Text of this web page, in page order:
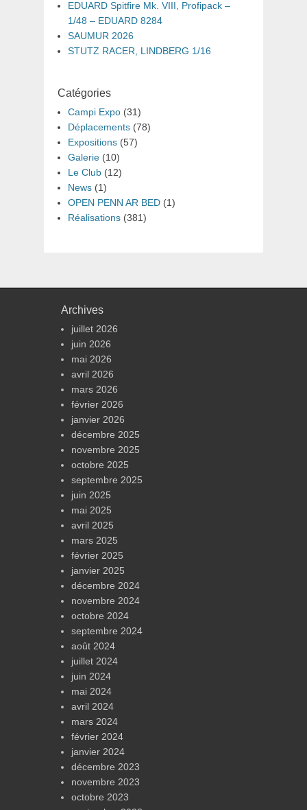
EDUARD Spitfire Mk. VIII, Profipack –
1/48 – EDUARD 8284
SAUMUR 2026
STUTZ RACER, LINDBERG 1/16
Catégories
Campi Expo (31)
Déplacements (78)
Expositions (57)
Galerie (10)
Le Club (12)
News (1)
OPEN PENN AR BED (1)
Réalisations (381)
Archives
juillet 2026
juin 2026
mai 2026
avril 2026
mars 2026
février 2026
janvier 2026
décembre 2025
novembre 2025
octobre 2025
septembre 2025
juin 2025
mai 2025
avril 2025
mars 2025
février 2025
janvier 2025
décembre 2024
novembre 2024
octobre 2024
septembre 2024
août 2024
juillet 2024
juin 2024
mai 2024
avril 2024
mars 2024
février 2024
janvier 2024
décembre 2023
novembre 2023
octobre 2023